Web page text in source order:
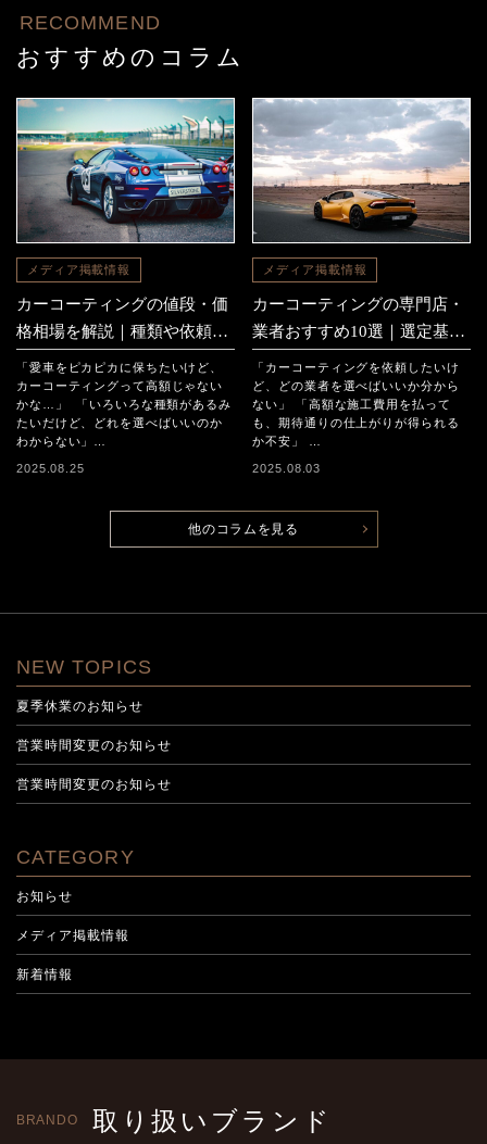
RECOMMEND
おすすめのコラム
メディア掲載情報
カーコーティングの値段・価
格相場を解説｜種類や依頼先
による違いも紹介
「愛車をピカピカに保ちたいけど、
カーコーティングって高額じゃない
かな…」 「いろいろな種類があるみ
たいだけど、どれを選べばいいのか
わからない」…
2025.08.25
メディア掲載情報
カーコーティングの専門店・
業者おすすめ10選｜選定基準
や種類も解説【2026年最新】
「カーコーティングを依頼したいけ
ど、どの業者を選べばいいか分から
ない」 「高額な施工費用を払って
も、期待通りの仕上がりが得られる
か不安」 …
2025.08.03
他のコラムを見る
NEW TOPICS
夏季休業のお知らせ
営業時間変更のお知らせ
営業時間変更のお知らせ
CATEGORY
お知らせ
メディア掲載情報
新着情報
BRANDO 取り扱いブランド